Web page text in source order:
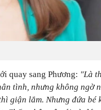
quay sang Phương: "Là
tình, nhưng không ngờ
giận lắm. Nhưng đứa bé